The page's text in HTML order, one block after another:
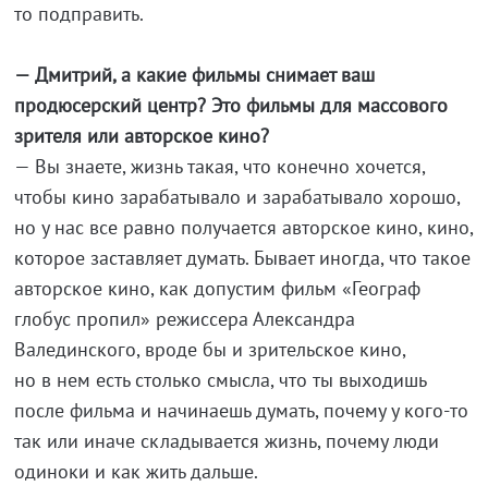
то подправить.
— Дмитрий, а какие фильмы снимает ваш
продюсерский центр? Это фильмы для массового
зрителя или авторское кино?
— Вы знаете, жизнь такая, что конечно хочется,
чтобы кино зарабатывало и зарабатывало хорошо,
но у нас все равно получается авторское кино, кино,
которое заставляет думать. Бывает иногда, что такое
авторское кино, как допустим фильм «Географ
глобус пропил» режиссера Александра
Валединского, вроде бы и зрительское кино,
но в нем есть столько смысла, что ты выходишь
после фильма и начинаешь думать, почему у кого-то
так или иначе складывается жизнь, почему люди
одиноки и как жить дальше.